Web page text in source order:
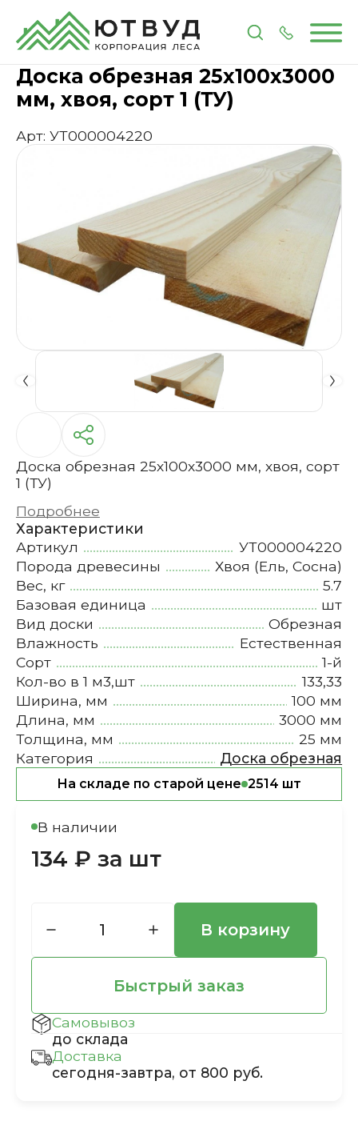
ГлавнаяКаталогПиломатериалыДоски
Доска обрезная 25х100х3000
мм, хвоя, сорт 1 (ТУ)
Арт: УТ000004220
Доска обрезная 25х100х3000 мм, хвоя, сорт
1 (ТУ)
Подробнее
Характеристики
Артикул
УТ000004220
Порода древесины
Хвоя (Ель, Сосна)
Вес, кг
5.7
Базовая единица
шт
Вид доски
Обрезная
Влажность
Естественная
Сорт
1-й
Кол-во в 1 м3,шт
133,33
Ширина, мм
100 мм
Длина, мм
3000 мм
Толщина, мм
25 мм
Категория
Доска обрезная
На складе по старой цене 2514 шт
В наличии
134 ₽ за шт
В корзину
Быстрый заказ
Самовывоз
до склада
Доставка
сегодня-завтра, от 800 руб.